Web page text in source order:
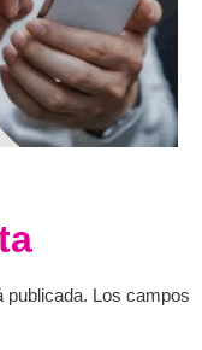
publicada. Los campos